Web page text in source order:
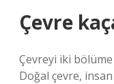
Çevre
Çevreyi iki
Doğal çevre,